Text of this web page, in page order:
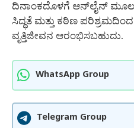
ದಿನಾಂಕದೊಳಗೆ ಆನ್‌ಲೈನ್
ಸಿದ್ಧತೆ ಮತ್ತು ಕಠಿಣ ಪರಿಶ್ರಮದಿಂದ
ವೃತ್ತಿಜೀವನ ಆರಂಭಿಸಬಹುದು.
WhatsApp Group
Telegram Group